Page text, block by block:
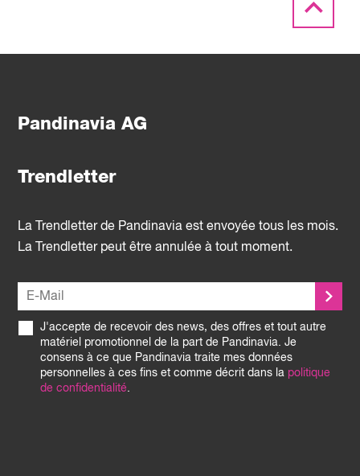
Pandinavia AG
Trendletter
La Trendletter de Pandinavia est envoyée tous les mois.
La Trendletter peut être annulée à tout moment.
J'accepte de recevoir des news, des offres et tout autre
matériel promotionnel de la part de Pandinavia. Je
consens à ce que Pandinavia traite mes données
personnelles à ces fins et comme décrit dans la politique
de confidentialité.